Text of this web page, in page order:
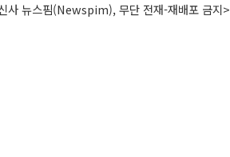
사 뉴스핌(Newspim), 무단 전재-재배포 금지>